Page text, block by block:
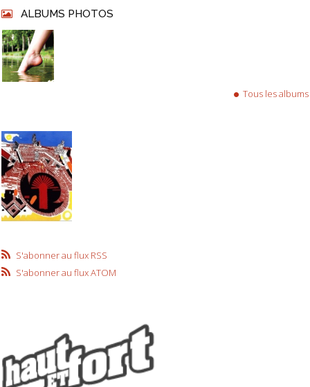
ALBUMS PHOTOS
Tous les albums
S'abonner au flux RSS
S'abonner au flux ATOM